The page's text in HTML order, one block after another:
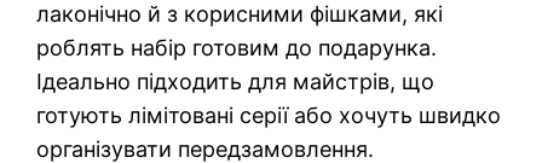
лаконічно й з корисними фішками, які
роблять набір готовим до подарунка.
Ідеально підходить для майстрів, що
готують лімітовані серії або хочуть швидко
організувати передзамовлення.